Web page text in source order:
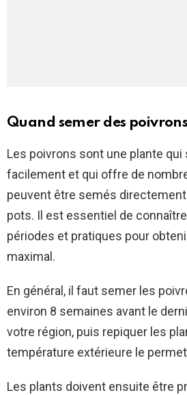
Quand semer des
Les poivrons sont une plante
facilement et qui offre de
peuvent être semés
pots. Il est essentiel de
périodes et pratiques pour
maximal.
En général, il faut semer les
environ 8 semaines avant le
votre région, puis repiquer les
température extérieure le
Les plants doivent ensuite être